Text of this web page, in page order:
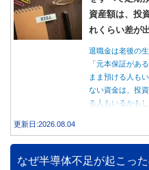
資産額は、投
れくらい差が
退職金は老後の
「元本保証があ
まま預ける人も
ない資金は、投
る人もいるかも
レーションします
更新日:2026.08.04
なぜ半導体不足が起こった